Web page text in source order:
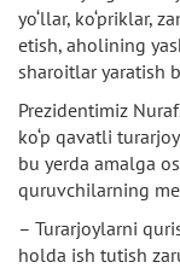
yo‘llar, ko‘priklar,
etish, aholining
sharoitlar yaratish
Prezidentimiz
ko‘p qavatli
bu yerda amalga
quruvchilarning
– Turarjoylarni
holda ish tutish